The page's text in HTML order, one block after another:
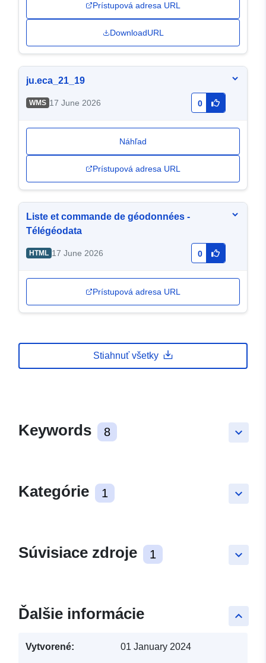
Prístupová adresa URL
DownloadURL
ju.eca_21_19
WMS 17 June 2026 0
Náhľad
Prístupová adresa URL
Liste et commande de géodonnées -
Télégéodata
HTML 17 June 2026 0
Prístupová adresa URL
Stiahnuť všetky
keyboard_arrow_down
Keywords 8
keyboard_arrow_down
Kategórie 1
keyboard_arrow_down
Súvisiace zdroje 1
keyboard_arrow_up
Ďalšie informácie
Vytvorené: 01 January 2024